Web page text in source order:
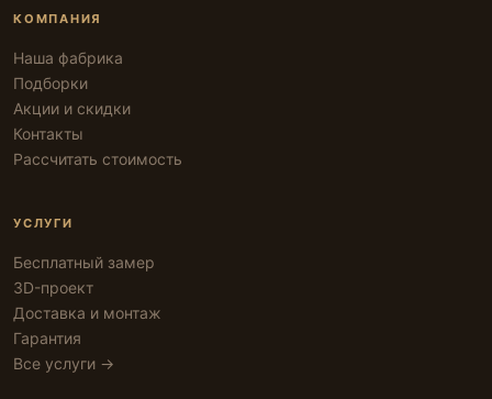
КОМПАНИЯ
Наша фабрика
Подборки
Акции и скидки
Контакты
Рассчитать стоимость
УСЛУГИ
Бесплатный замер
3D-проект
Доставка и монтаж
Гарантия
Все услуги →